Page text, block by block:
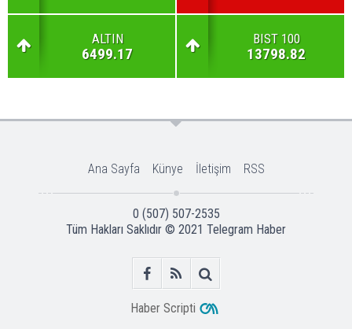
ALTIN
6499.17
BIST 100
13798.82
Ana Sayfa Künye İletişim RSS
0 (507) 507-2535
Tüm Hakları Saklıdır © 2021 Telegram Haber
Haber Scripti